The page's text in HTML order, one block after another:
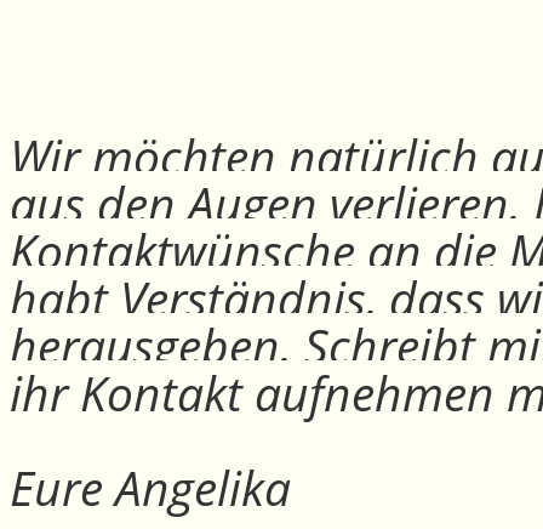
Wir möchten natürlich
aus den Augen
Kontaktwünsche an die
habt Verständnis, dass
herausgeben. Schreibt
ihr Kontakt aufnehmen
Eure Angelika